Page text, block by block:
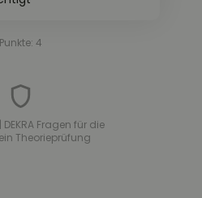
Punkte: 4
DEKRA Fragen für die
Theorieprüfung